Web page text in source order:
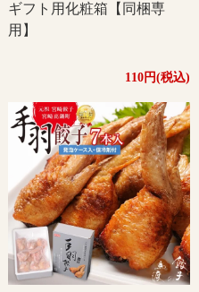
ギフト用化粧箱【同梱専
用】
110円(税込)